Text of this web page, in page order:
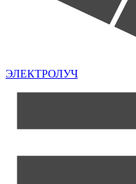
ЭЛЕКТРОЛУЧ